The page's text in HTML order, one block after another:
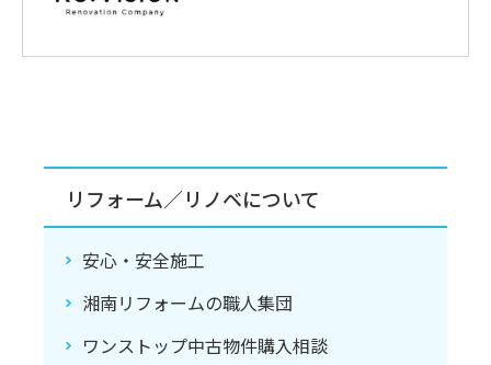
リフォーム／リノベについて
安心・安全施工
湘南リフォームの職人集団
ワンストップ中古物件購入相談